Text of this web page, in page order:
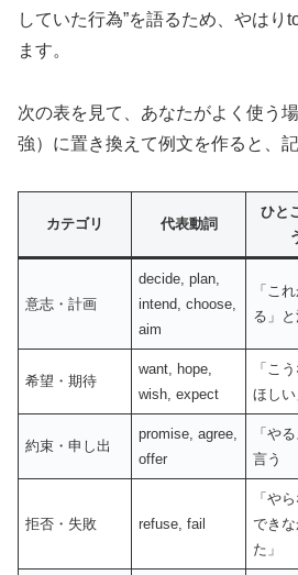
していた行為”を語るため、やはり
ます。
次の表を見て、あなたがよく使う
強）に置き換えて例文を作ると、
カテゴリ 代表動詞
ひと
意志・計画
decide, plan,
intend, choose,
aim
「こ
る」
希望・期待
want, hope,
wish, expect
「こ
ほしい
約束・申し出
promise, agree,
offer
「や
言う
拒否・失敗 refuse, fail
「や
できな
た」